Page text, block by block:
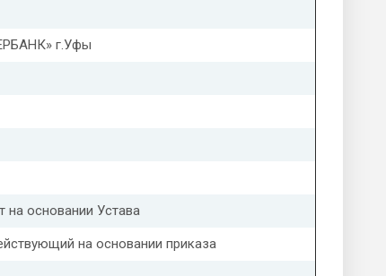
г.Уфы
на основании Устава
на основании приказа